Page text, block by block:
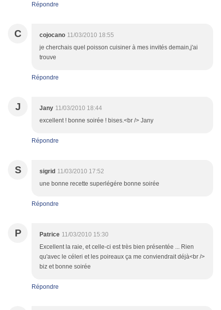
Répondre
C cojocano 11/03/2010 18:55
je cherchais quel poisson cuisiner à mes invités demain,j'ai
trouve
Répondre
J Jany 11/03/2010 18:44
excellent ! bonne soirée ! bises.<br /> Jany
Répondre
S sigrid 11/03/2010 17:52
une bonne recette superlégére bonne soirée
Répondre
P Patrice 11/03/2010 15:30
Excellent la raie, et celle-ci est très bien présentée ... Rien
qu'avec le céleri et les poireaux ça me conviendrait déjà<br />
biz et bonne soirée
Répondre